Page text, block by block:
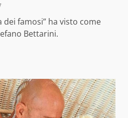
dei famosi” ha visto come
Bettarini.